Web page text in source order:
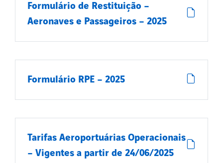
Formulário de Restituição –
Aeronaves e Passageiros – 2025
Formulário RPE – 2025
Tarifas Aeroportuárias Operacionais
– Vigentes a partir de 24/06/2025